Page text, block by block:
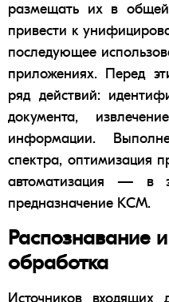
размещать их в
привести к
последующее
приложениях. Перед
ряд действий:
документа,
информации.
спектра, оптимизация
автоматизация — в
предназначение KCM.
Распознавание
обработка